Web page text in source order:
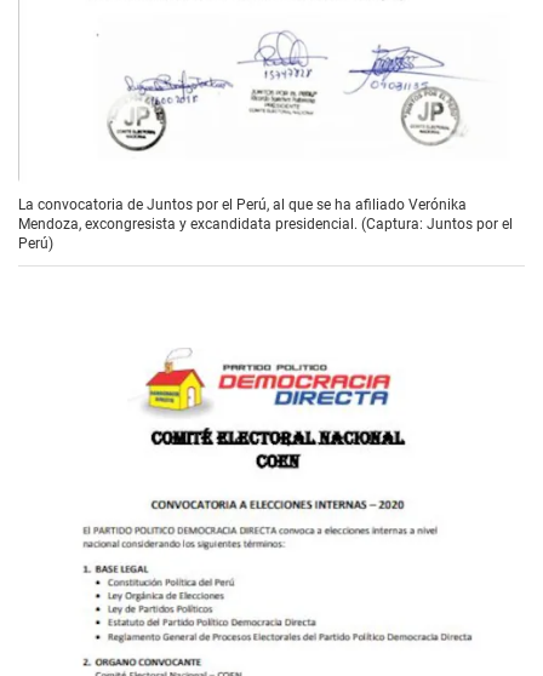
La convocatoria de Juntos por el Perú, al que se ha afiliado Verónika
Mendoza, excongresista y excandidata presidencial. (Captura: Juntos por el
Perú)